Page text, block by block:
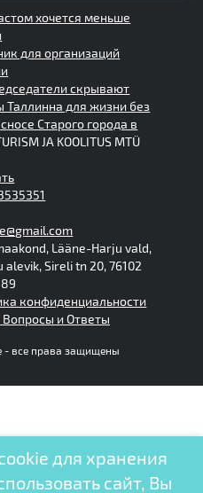
хочется меньше
для организаций
скрывают
Таллинна для жизни без
Старого города в
JA KOOLITUS MTÜ
Lääne-Harju vald,
alevik, Sireli tn 20, 76102
конфиденциальности
Вопросы и Ответы
- все права защищены
для хранения
сайт, Вы